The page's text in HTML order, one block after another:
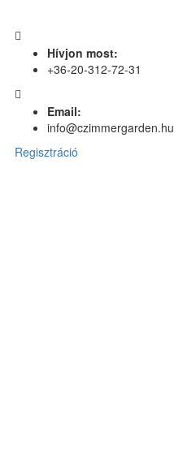
Hívjon most:
+36-20-312-72-31
Email:
info@czimmergarden.hu
Regisztráció